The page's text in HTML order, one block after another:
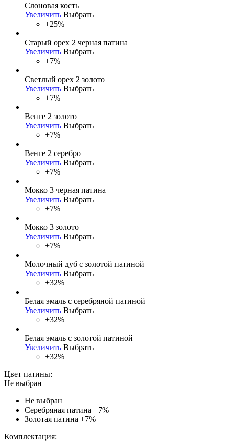
Слоновая кость
Увеличить Выбрать
+25%
Старый орех 2 черная патина
Увеличить Выбрать
+7%
Светлый орех 2 золото
Увеличить Выбрать
+7%
Венге 2 золото
Увеличить Выбрать
+7%
Венге 2 серебро
Увеличить Выбрать
+7%
Мокко 3 черная патина
Увеличить Выбрать
+7%
Мокко 3 золото
Увеличить Выбрать
+7%
Молочный дуб с золотой патиной
Увеличить Выбрать
+32%
Белая эмаль с серебряной патиной
Увеличить Выбрать
+32%
Белая эмаль с золотой патиной
Увеличить Выбрать
+32%
Цвет патины:
Не выбран
Не выбран
Серебряная патина +7%
Золотая патина +7%
Комплектация: